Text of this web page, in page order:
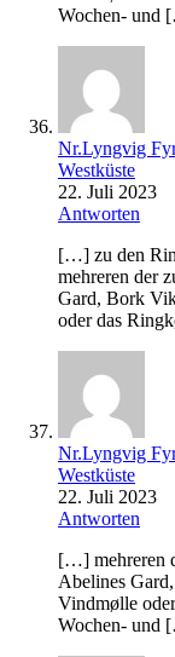
Wochen- und
Nr.Lyngvig
Westküste
22. Juli 2023
Antworten
[…] zu den
mehreren der
Gard, Bork
oder das
Nr.Lyngvig
Westküste
22. Juli 2023
Antworten
[…] mehreren
Abelines
Vindmølle
Wochen- und